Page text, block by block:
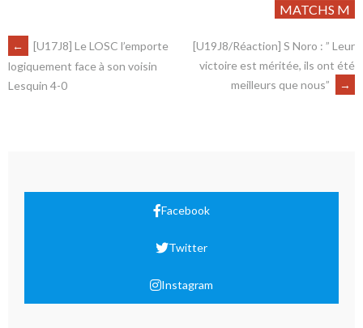
MATCHS M
←
[U17J8] Le LOSC l’emporte
logiquement face à son voisin
Lesquin 4-0
[U19J8/Réaction] S Noro : ” Leur
victoire est méritée, ils ont été
meilleurs que nous”
→
Facebook
Twitter
Instagram